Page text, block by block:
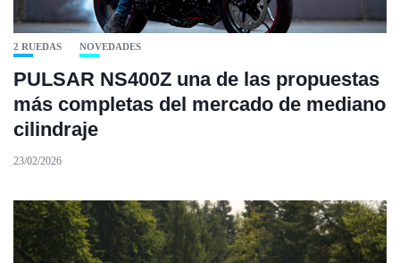
2 RUEDAS NOVEDADES
PULSAR NS400Z una de las propuestas
más completas del mercado de mediano
cilindraje
23/02/2026